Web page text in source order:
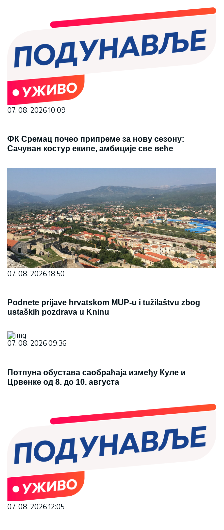
07. 08. 2026 10:09
ФК Сремац почео припреме за нову сезону:
Сачуван костур екипе, амбиције све веће
07. 08. 2026 18:50
Podnete prijave hrvatskom MUP-u i tužilaštvu zbog
ustaških pozdrava u Kninu
07. 08. 2026 09:36
Потпуна обустава саобраћаја између Куле и
Црвенке од 8. до 10. августа
07. 08. 2026 12:05